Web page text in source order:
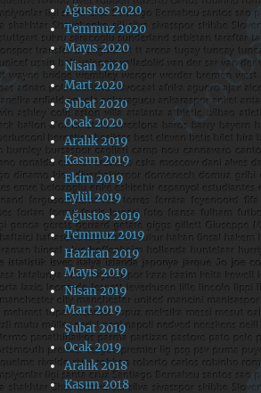
Ağustos 2020
Temmuz 2020
Mayıs 2020
Nisan 2020
Mart 2020
Şubat 2020
Ocak 2020
Aralık 2019
Kasım 2019
Ekim 2019
Eylül 2019
Ağustos 2019
Temmuz 2019
Haziran 2019
Mayıs 2019
Nisan 2019
Mart 2019
Şubat 2019
Ocak 2019
Aralık 2018
Kasım 2018